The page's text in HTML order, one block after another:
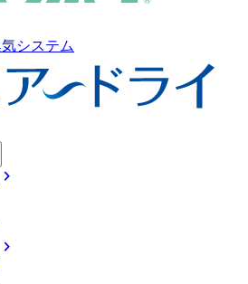
システム
chevron_right
chevron_right